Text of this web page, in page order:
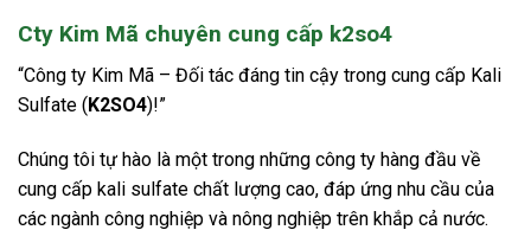
Cty Kim Mã chuyên cung cấp k2so4
“Công ty Kim Mã – Đối tác đáng tin cậy trong cung cấp Kali
Sulfate (K2SO4)!”
Chúng tôi tự hào là một trong những công ty hàng đầu về
cung cấp kali sulfate chất lượng cao, đáp ứng nhu cầu của
các ngành công nghiệp và nông nghiệp trên khắp cả nước.